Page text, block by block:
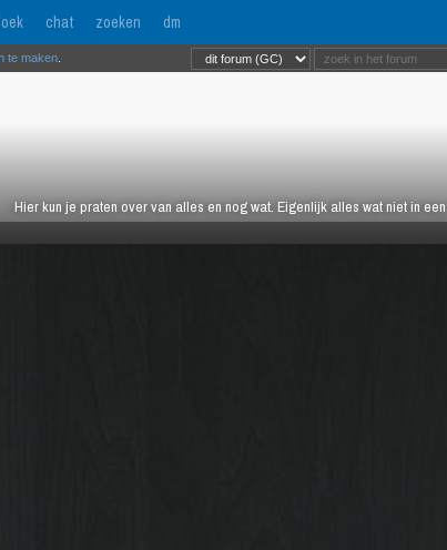
chat zoeken dm
Hier kun je praten over van alles en nog wat. Eigenlijk alles wat niet in
te maken